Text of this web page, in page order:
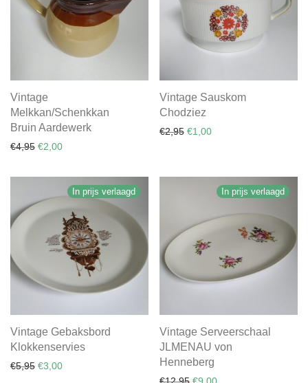
Vintage
Melkkan/Schenkkan
Bruin Aardewerk
€4,95 Oorspronkelijke prijs was: €4,95.
€2,00Huidige prijs is: €2,00.
Vintage Sauskom
Chodziez
€2,95 Oorspronkelijke prijs was:
€1,00Huidige prijs is: €1,00.
In prijs verlaagd
Vintage Gebaksbord
Klokkenservies
€5,95 Oorspronkelijke prijs was: €5,95.
€3,00Huidige prijs is: €3,00.
In prijs verlaagd
Vintage Serveerschaal
JLMENAU von
Henneberg
€12,95 Oorspronkelijke prijs was:
€9,00Huidige prijs is: